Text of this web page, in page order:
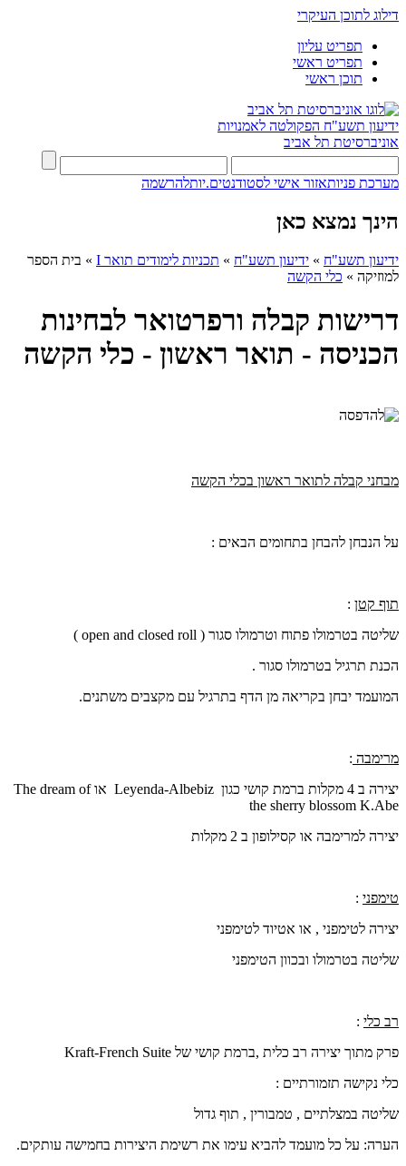
דילוג לתוכן העיקרי
תפריט עליון
תפריט ראשי
תוכן ראשי
ידיעון תשע"ח הפקולטה לאמנויות
אוניברסיטת תל אביב
מערכת פניותאזור אישי לסטודנטים.יותלהרשמה
הינך נמצא כאן
ידיעון תשע"ח » ידיעון תשע"ח » תכניות לימודים תואר I » בית הספר
למוזיקה » כלי הקשה
דרישות קבלה ורפרטואר לבחינות
הכניסה - תואר ראשון - כלי הקשה
מבחני קבלה לתואר ראשון בכלי הקשה
על הנבחן להבחן בתחומים הבאים :
תוף קטן :
שליטה בטרמולו פתוח וטרמולו סגור ( open and closed roll
)
הכנת תרגיל בטרמולו סגור .
המועמד יבחן בקריאה מן הדף בתרגיל עם מקצבים משתנים.
מרימבה :
יצירה ב 4 מקלות ברמת קושי כגון
Leyenda-Albebiz אוThe dream of
the sherry blossom K.Abe
יצירה למרימבה או קסילופון ב 2 מקלות
טימפני :
יצירה לטימפני , או אטיוד לטימפני
שליטה בטרמולו ובכוון הטימפני
רב כלי :
פרק מתוך יצירה רב כלית ,ברמת קושי של French Suite
-
Kraft
כלי נקישה תזמורתיים :
שליטה במצלתיים , טמבורין , תוף גדול
הערה: על כל מועמד להביא עימו את רשימת היצירות בחמישה עותקים.